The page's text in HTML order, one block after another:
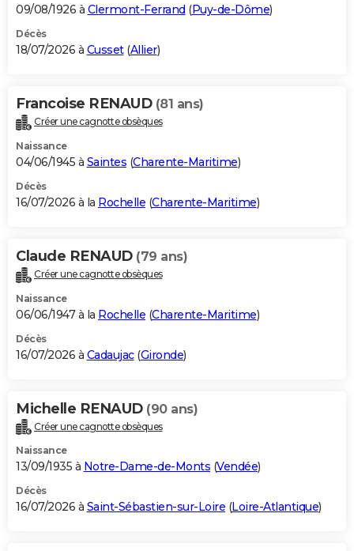
09/08/1926 à Clermont-Ferrand (Puy-de-Dôme)
Décès
18/07/2026 à Cusset(Allier)
Francoise RENAUD (81 ans)
Créer une cagnotte obsèques
Naissance
04/06/1945 à Saintes (Charente-Maritime)
Décès
16/07/2026 à la Rochelle (Charente-Maritime)
Claude RENAUD (79 ans)
Créer une cagnotte obsèques
Naissance
06/06/1947 à la Rochelle (Charente-Maritime)
Décès
16/07/2026 à Cadaujac(Gironde)
Michelle RENAUD (90 ans)
Créer une cagnotte obsèques
Naissance
13/09/1935 à Notre-Dame-de-Monts (Vendée)
Décès
16/07/2026 à Saint-Sébastien-sur-Loire (Loire-Atlantique)